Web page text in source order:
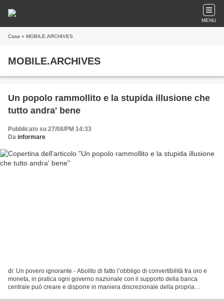
MENU
Casa » MOBILE.ARCHIVES
MOBILE.ARCHIVES
Un popolo rammollito e la stupida illusione che
tutto andra' bene
Pubblicato su 27/08/PM 14:33
Da informare
di: Un povero ignorante - Abolito di fatto l’obbligo di convertibilità fra oro e
moneta, in pratica ogni governo nazionale con il supporto della banca
centrale può creare e disporre in maniera discrezionale della propria